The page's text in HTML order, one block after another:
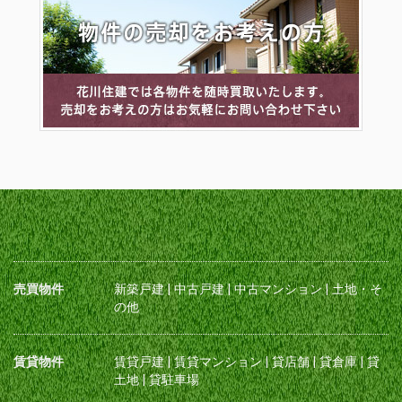
売買物件 新築戸建|中古戸建|中古マンション|土地・そ
の他
賃貸物件 賃貸戸建|賃貸マンション|貸店舗|貸倉庫|貸
土地|貸駐車場